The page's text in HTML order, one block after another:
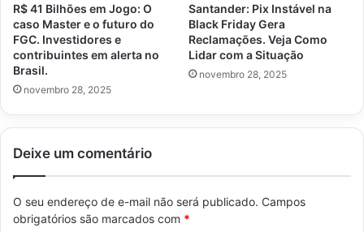
R$ 41 Bilhões em Jogo: O
caso Master e o futuro do
FGC. Investidores e
contribuintes em alerta no
Brasil.
novembro 28, 2025
Santander: Pix Instável na
Black Friday Gera
Reclamações. Veja Como
Lidar com a Situação
novembro 28, 2025
Deixe um comentário
O seu endereço de e-mail não será publicado. Campos
obrigatórios são marcados com *